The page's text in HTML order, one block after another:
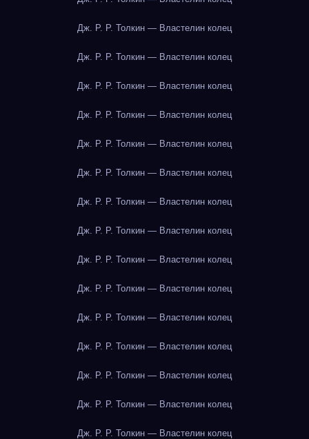
Дж. Р. Р. Толкин — Властелин колец
Дж. Р. Р. Толкин — Властелин колец
Дж. Р. Р. Толкин — Властелин колец
Дж. Р. Р. Толкин — Властелин колец
Дж. Р. Р. Толкин — Властелин колец
Дж. Р. Р. Толкин — Властелин колец
Дж. Р. Р. Толкин — Властелин колец
Дж. Р. Р. Толкин — Властелин колец
Дж. Р. Р. Толкин — Властелин колец
Дж. Р. Р. Толкин — Властелин колец
Дж. Р. Р. Толкин — Властелин колец
Дж. Р. Р. Толкин — Властелин колец
Дж. Р. Р. Толкин — Властелин колец
Дж. Р. Р. Толкин — Властелин колец
Дж. Р. Р. Толкин — Властелин колец